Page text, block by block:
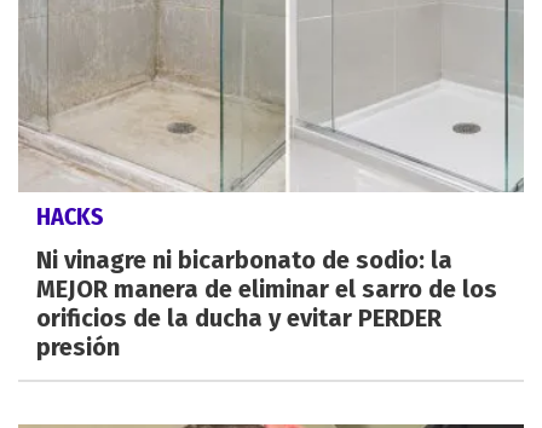
HACKS
Ni vinagre ni bicarbonato de sodio: la
MEJOR manera de eliminar el sarro de los
orificios de la ducha y evitar PERDER
presión